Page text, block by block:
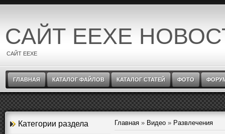
САЙТ EEXE
САЙТ EEXE
ГЛАВНАЯ КАТАЛОГ ФАЙЛОВ КАТАЛОГ СТАТЕЙ ФОТО
Категории раздела Главная » Видео » Развлечения